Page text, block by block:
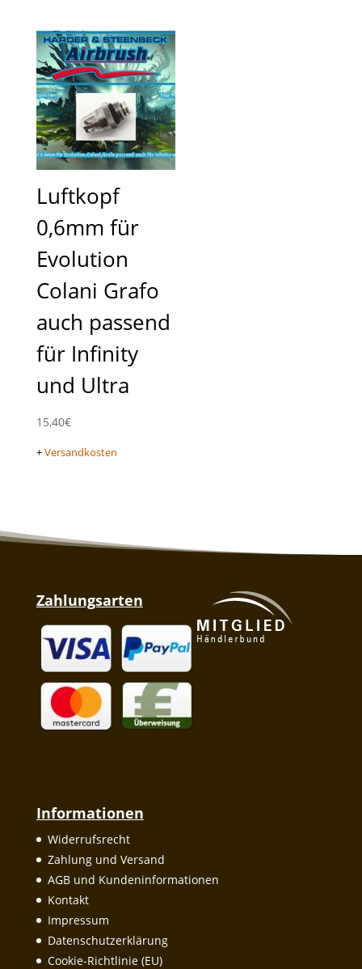
Luftkopf
0,6mm für
Evolution
Colani Grafo
auch passend
für Infinity
und Ultra
15,40€
+Versandkosten
Zahlungsarten
Informationen
Widerrufsrecht
Zahlung und Versand
AGB und Kundeninformationen
Kontakt
Impressum
Datenschutzerklärung
Cookie-Richtlinie (EU)